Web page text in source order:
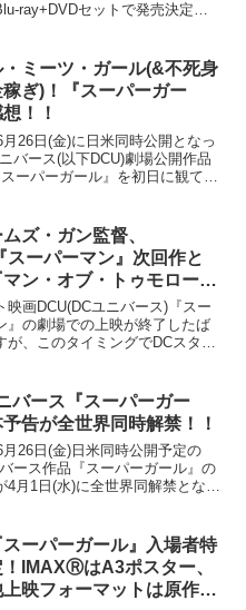
ray+DVDセットで発売決定で
ルブ...
・ミーツ・ガール(&不死身
ぎ)！『スーパーガー
！！
月26日(金)に日米同時公開となっ
バース(以下DCU)劇場公開作品
ーパーガール』を初日に観てき
、そしてそれ以外の上映フォ...
ズ・ガン監督、
スーパーマン』次回作と
ン・オブ・トゥモロー』
2027年7月9日(金)米国公
映画DCU(DCユニバース)『スー
』の劇場での上映が終了したば
が、このタイミングでDCスタジ
トルと米国公開日を発表しまし
題は『...
バース『スーパーガー
告が全世界同時解禁！！
月26日(金)日米同時公開予定の
ース作品『スーパーガール』の
4月1日(水)に全世界同解禁となり
以前までの予告編では控えめだ
...
スーパーガール』入場者特
IMAXⓇはA3ポスター、
上映フォーマットは原作第